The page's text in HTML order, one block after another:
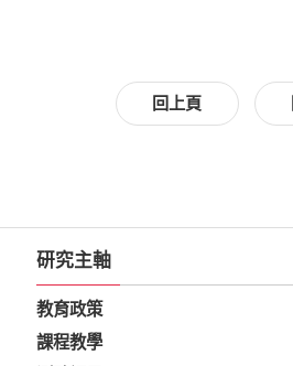
回上頁
研究主軸
教育政策
課程教學